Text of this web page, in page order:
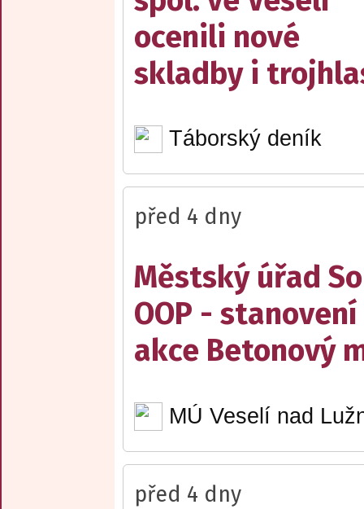
ocenili nové
skladby i
Táborský deník
před 4 dny
Městský úřad
OOP -
akce Betonový
MÚ Veselí nad
před 4 dny